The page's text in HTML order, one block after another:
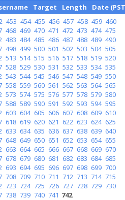
Target Length
Date
453 454 455 456 457 458 459 460
468 469 470 471 472 473 474 475
483 484 485 486 487 488 489 490
498 499 500 501 502 503 504 505
513 514 515 516 517 518 519 520
528 529 530 531 532 533 534 535
543 544 545 546 547 548 549 550
558 559 560 561 562 563 564 565
573 574 575 576 577 578 579 580
588 589 590 591 592 593 594 595
603 604 605 606 607 608 609 610
618 619 620 621 622 623 624 625
633 634 635 636 637 638 639 640
648 649 650 651 652 653 654 655
663 664 665 666 667 668 669 670
678 679 680 681 682 683 684 685
693 694 695 696 697 698 699 700
708 709 710 711 712 713 714 715
723 724 725 726 727 728 729 730
738 739 740 741 742